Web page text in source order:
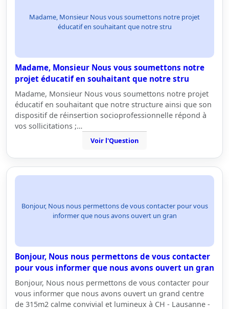
Madame, Monsieur Nous vous soumettons notre projet
éducatif en souhaitant que notre stru
Madame, Monsieur Nous vous soumettons notre
projet éducatif en souhaitant que notre stru
Madame, Monsieur Nous vous soumettons notre projet
éducatif en souhaitant que notre structure ainsi que son
dispositif de réinsertion socioprofessionnelle répond à
vos sollicitations ;…
Voir l'Question
Bonjour, Nous nous permettons de vous contacter pour vous
informer que nous avons ouvert un gran
Bonjour, Nous nous permettons de vous contacter
pour vous informer que nous avons ouvert un gran
Bonjour, Nous nous permettons de vous contacter pour
vous informer que nous avons ouvert un grand centre
de 315m2 calme convivial et lumineux à CH - Lausanne -